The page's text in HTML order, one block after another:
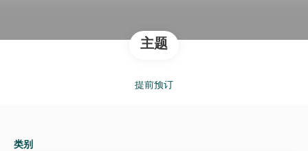
主题
提前预订
类别